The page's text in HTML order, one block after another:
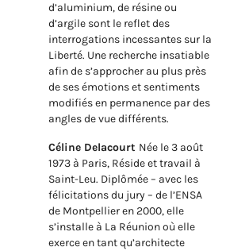
d’aluminium, de résine ou
d’argile sont le reflet des
interrogations incessantes sur la
Liberté. Une recherche insatiable
afin de s’approcher au plus près
de ses émotions et sentiments
modifiés en permanence par des
angles de vue différents.
Céline Delacourt Née le 3 août
1973 à Paris, Réside et travail à
Saint-Leu. Diplômée – avec les
félicitations du jury – de l’ENSA
de Montpellier en 2000, elle
s’installe à La Réunion où elle
exerce en tant qu’architecte